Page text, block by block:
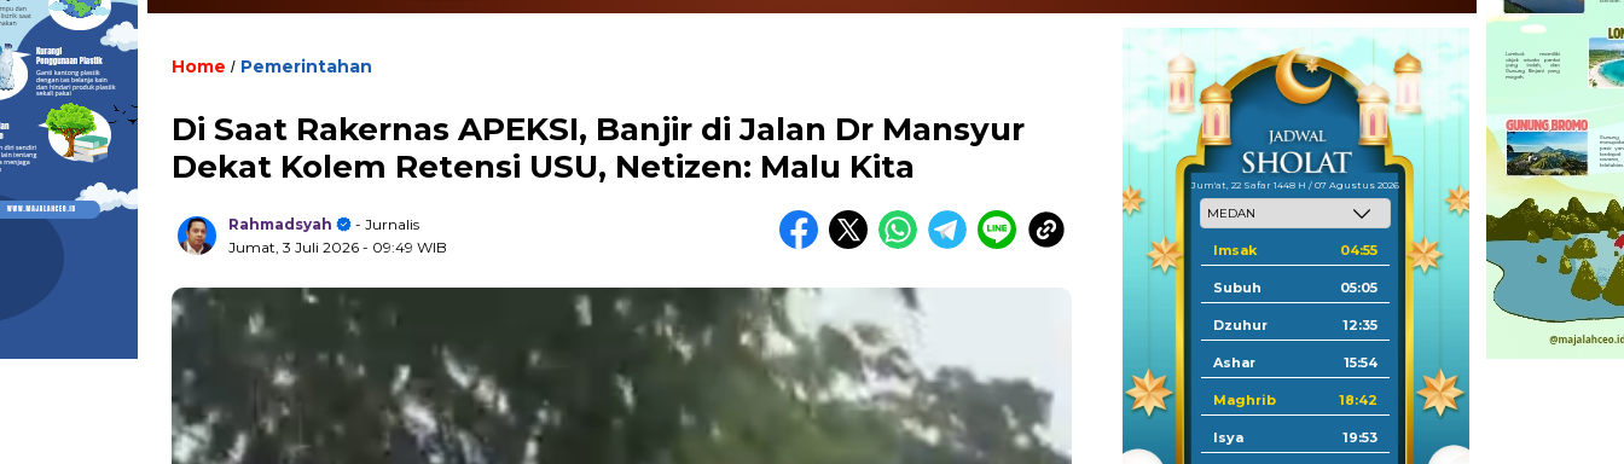
Home / Pemerintahan
Di Saat Rakernas APEKSI, Banjir di Jalan Dr Mansyur
Dekat Kolem Retensi USU, Netizen: Malu Kita
Rahmadsyah
- Jurnalis
Jumat, 3 Juli 2026 - 09:49 WIB
Jum'at, 22 Safar 1448 H / 07 Agustus 2026
Imsak 04:55
Subuh 05:05
Dzuhur 12:35
Ashar 15:54
Maghrib 18:42
Isya 19:53